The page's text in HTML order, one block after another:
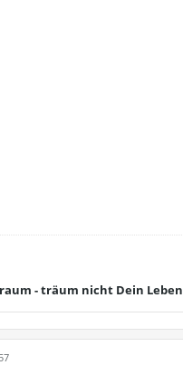
- träum nicht Dein Leben